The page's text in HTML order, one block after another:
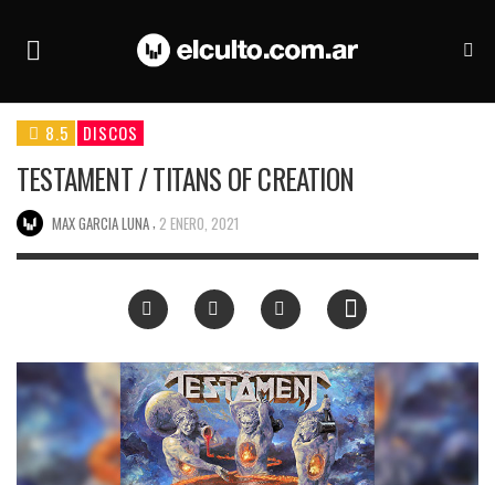
8.5 DISCOS
TESTAMENT / TITANS OF CREATION
MAX GARCIA LUNA 2 ENERO, 2021